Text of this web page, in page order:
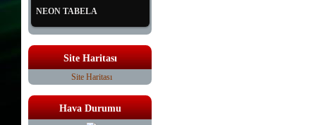
NEON TABELA
Site Haritası
Site Haritası
Hava Durumu